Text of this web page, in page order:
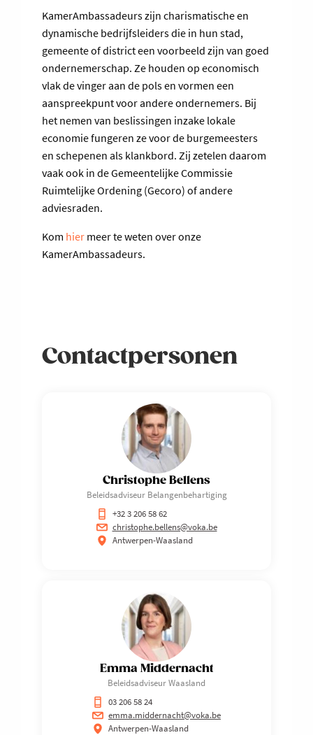
KamerAmbassadeurs zijn charismatische en
dynamische bedrijfsleiders die in hun stad,
gemeente of district een voorbeeld zijn van goed
ondernemerschap. Ze houden op economisch
vlak de vinger aan de pols en vormen een
aanspreekpunt voor andere ondernemers. Bij
het nemen van beslissingen inzake lokale
economie fungeren ze voor de burgemeesters
en schepenen als klankbord. Zij zetelen daarom
vaak ook in de Gemeentelijke Commissie
Ruimtelijke Ordening (Gecoro) of andere
adviesraden.
Kom hier meer te weten over onze
KamerAmbassadeurs.
Contactpersonen
Christophe Bellens
Beleidsadviseur Belangenbehartiging
+32 3 206 58 62
christophe.bellens@voka.be
Antwerpen-Waasland
Emma Middernacht
Beleidsadviseur Waasland
03 206 58 24
emma.middernacht@voka.be
Antwerpen-Waasland